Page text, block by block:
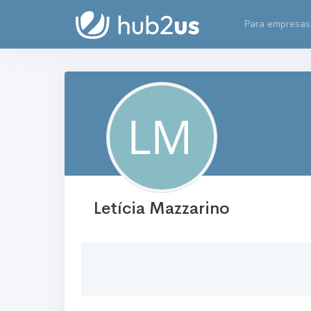
Para empresas
Letícia Mazzarino